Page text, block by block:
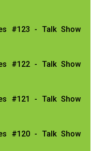
#123 - Talk Show
#122 - Talk Show
#121 - Talk Show
#120 - Talk Show